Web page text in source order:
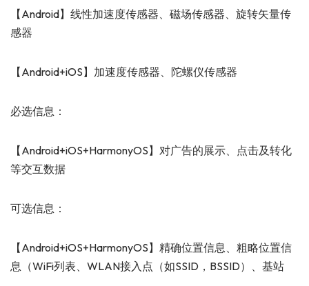
【Android】线性加速度传感器、磁场传感器、旋转矢量传
感器
【Android+iOS】加速度传感器、陀螺仪传感器
必选信息：
【Android+iOS+HarmonyOS】对广告的展示、点击及转化
等交互数据
可选信息：
【Android+iOS+HarmonyOS】精确位置信息、粗略位置信
息（WiFi列表、WLAN接入点（如SSID，BSSID）、基站